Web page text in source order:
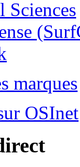
Sciences
marques
OSInet